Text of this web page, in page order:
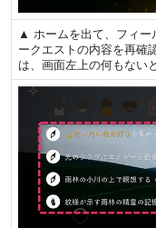
▲ ホームを出て、フィー
ークエストの内容を再確
は、画面左上の何もない